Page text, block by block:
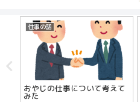
仕事の話
おやじの仕事について考えて
みた